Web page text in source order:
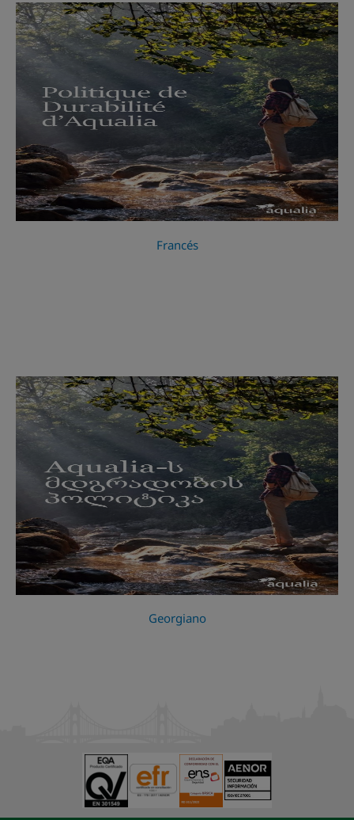
Francés
Georgiano